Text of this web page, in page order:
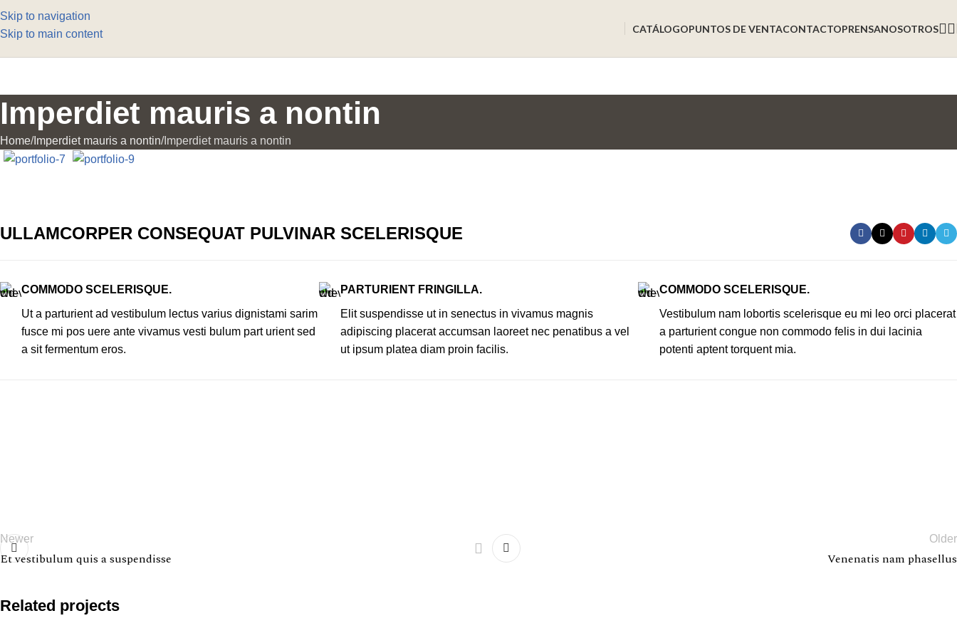
Skip to navigation
Skip to main content
CATÁLOGOPUNTOS DE VENTACONTACTOPRENSANOSOTROS
Imperdiet mauris a nontin
Home Imperdiet mauris a nontin Imperdiet mauris a nontin
ULLAMCORPER CONSEQUAT PULVINAR SCELERISQUE
COMMODO SCELERISQUE.
Ut a parturient ad vestibulum lectus varius dignistami sarim
fusce mi pos uere ante vivamus vesti bulum part urient sed
a sit fermentum eros.
PARTURIENT FRINGILLA.
Elit suspendisse ut in senectus in vivamus magnis
adipiscing placerat accumsan laoreet nec penatibus a vel
ut ipsum platea diam proin facilis.
COMMODO SCELERISQUE.
Vestibulum nam lobortis scelerisque eu mi leo orci placerat
a parturient congue non commodo felis in dui lacinia
potenti aptent torquent mia.
Newer
Et vestibulum quis a suspendisse
Older
Venenatis nam phasellus
Related projects